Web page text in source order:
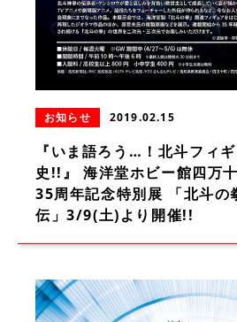
お知らせ 2019.02.15
『いま語ろう…！北斗フィ
史!!』 海洋堂ホビー館四万
35周年記念特別展 「北斗の
伝」3/9(土)より開催!!